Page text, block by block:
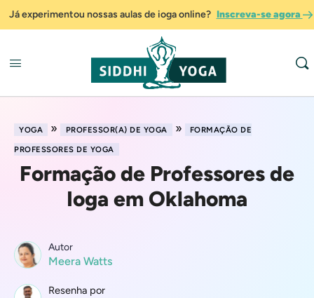
Já experimentou nossas aulas de ioga online? Inscreva-se agora
YOGA » PROFESSOR(A) DE YOGA »
FORMAÇÃO DE
PROFESSORES DE YOGA
Formação de Professores de
Ioga em Oklahoma
Autor
Meera Watts
Resenha por